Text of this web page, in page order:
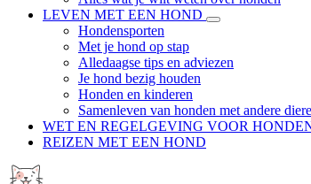
LEVEN MET EEN HOND
Hondensporten
Met je hond op stap
Alledaagse tips en adviezen
Je hond bezig houden
Honden en kinderen
Samenleven van honden met andere
WET EN REGELGEVING VOOR
REIZEN MET EEN HOND